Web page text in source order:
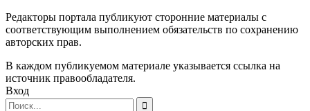
Редакторы портала публикуют сторонние материалы с
соответствующим выполнением обязательств по сохранению
авторских прав.
В каждом публикуемом материале указывается ссылка на
источник правообладателя.
Вход